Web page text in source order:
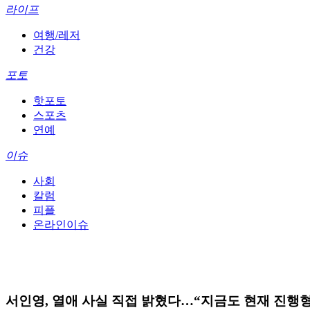
라이프
여행/레저
건강
포토
핫포토
스포츠
연예
이슈
사회
칼럼
피플
온라인이슈
서인영, 열애 사실 직접 밝혔다…“지금도 현재 진행